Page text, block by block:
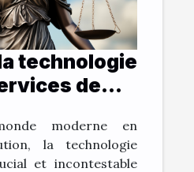
technologie
de
moderne en
la technologie
et incontestable